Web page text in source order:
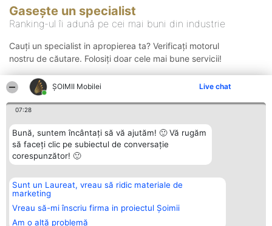
ȘOIMII Mobilei Live chat
07:28
Bună, suntem încântați să vă ajutăm! 🙂 Vă rugăm
să faceți clic pe subiectul de conversație
corespunzător! 🙂
Sunt un Laureat, vreau să ridic materiale de
marketing
Vreau să-mi înscriu firma in proiectul Șoimii
Am o altă problemă
Gasește un specialist
Ranking-ul îi adună pe cei mai buni din industrie
Cauți un specialist in apropierea ta? Verificați motorul
nostru de căutare. Folosiți doar cele mai bune servicii!
Organizator Ranking
BRIGHT SOLUTIONS BR SRL
Aleea Timisul De Sus 2 Bl. A30
Sc. A Et. 4 Ap. 13 Cod 061952
București
Plebiscyt
Lista Tuturor
Laureaților
Contact